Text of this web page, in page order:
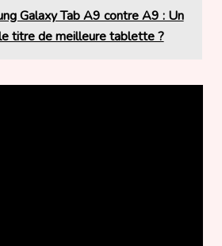
Galaxy Tab A9 contre A9 : Un
titre de meilleure tablette ?